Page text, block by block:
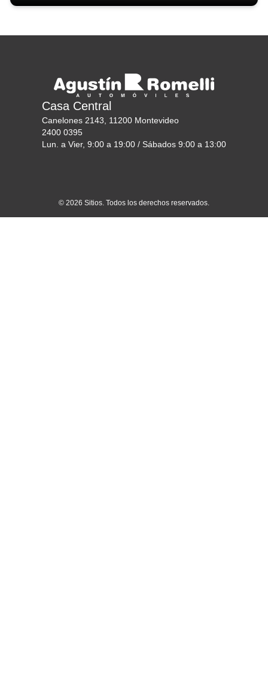
Casa Central
Canelones 2143, 11200 Montevideo
2400 0395
Lun. a Vier, 9:00 a 19:00 / Sábados 9:00 a 13:00
© 2026 Sitios. Todos los derechos reservados.